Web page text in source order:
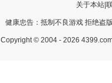
关于本站|
健康忠告：抵制不良游戏 拒绝盗
Copyright © 2004 - 2026